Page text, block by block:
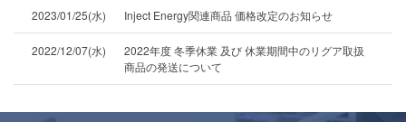
2023/01/25(水) Inject Energy関連商品 価格改定のお知らせ
2022/12/07(水)
2022年度 冬季休業 及び 休業期間中のリグア取扱
商品の発送について